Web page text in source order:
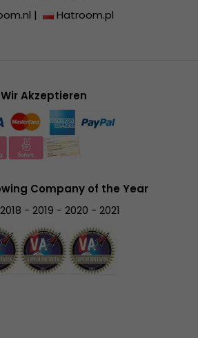
| Hatroom.pl
Wir Akzeptieren
Company of the Year
- 2019 - 2020 - 2021